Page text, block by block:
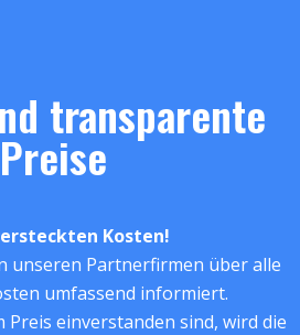
transparente
Preise
Kosten!
unseren Partnerfirmen über alle
umfassend informiert.
Preis einverstanden sind, wird die